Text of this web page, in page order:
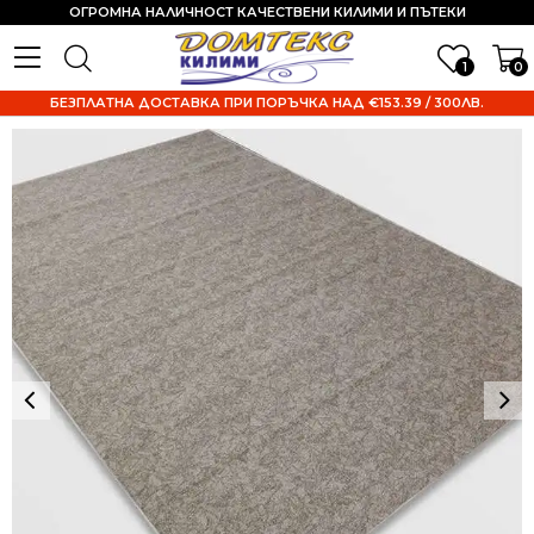
1 0
ОГРОМНА НАЛИЧНОСТ КАЧЕСТВЕНИ КИЛИМИ И ПЪТЕКИ
БЕЗПЛАТНА ДОСТАВКА ПРИ ПОРЪЧКА НАД €153.39 / 300ЛВ.